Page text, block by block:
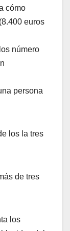
cómo
euros
número
persona
los la tres
de tres
los